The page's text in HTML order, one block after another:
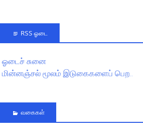
RSS ஓடை
ஓடைச் சுனை
மின்னஞ்சல் மூலம் இடுகைகளைப் பெற..
வகைகள்